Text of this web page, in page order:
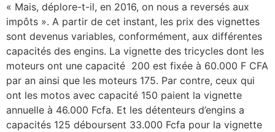
« Mais, déplore-t-il, en 2016, on nous a reversés aux
impôts ». A partir de cet instant, les prix des vignettes
sont devenus variables, conformément, aux différentes
capacités des engins. La vignette des tricycles dont les
moteurs ont une capacité 200 est fixée à 60.000 F CFA
par an ainsi que les moteurs 175. Par contre, ceux qui
ont les motos avec capacité 150 paient la vignette
annuelle à 46.000 Fcfa. Et les détenteurs d’engins a
capacités 125 déboursent 33.000 Fcfa pour la vignette